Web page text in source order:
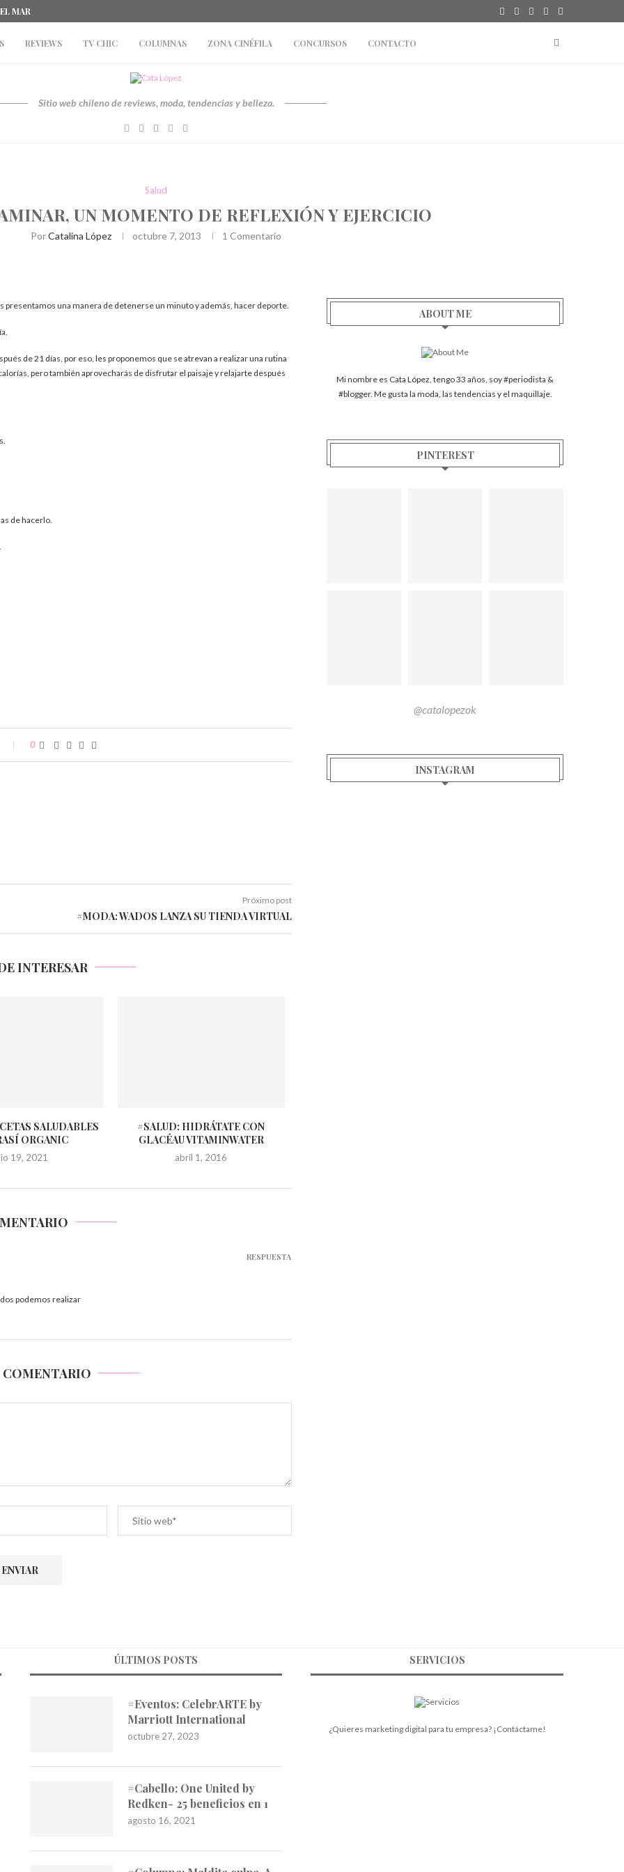
MAR
REVIEWS TV CHIC COLUMNAS ZONA CINÉFILA CONCURSOS CONTACTO
Sitio web chileno de reviews, moda, tendencias y belleza.
Salud
UN MOMENTO DE REFLEXIÓN Y EJERCICIO
PorCatalina López octubre 7, 2013 1 Comentario
una manera de detenerse un minuto y además, hacer deporte.
de 21 días, por eso, les proponemos que se atrevan a realizar una rutina
pero también aprovecharás de disfrutar el paisaje y relajarte después
de hacerlo.
0
Próximo post
#MODA: WADOS LANZA SU TIENDA VIRTUAL
INTERESAR
SALUDABLES
ORGANIC
19, 2021
#SALUD: HIDRÁTATE CON
GLACÉAU VITAMINWATER
abril 1, 2016
podemos realizar
RESPUESTA
COMENTARIO
ABOUT ME
Mi nombre es Cata López, tengo 33 años, soy #periodista &
#blogger. Me gusta la moda, las tendencias y el maquillaje.
PINTEREST
@catalopezok
INSTAGRAM
ÚLTIMOS POSTS
#Eventos: CelebrARTE by
Marriott International
octubre 27, 2023
#Cabello: One United by
Redken- 25 beneficios en 1
agosto 16, 2021
SERVICIOS
¿Quieres marketing digital para tu empresa? ¡Contáctame!